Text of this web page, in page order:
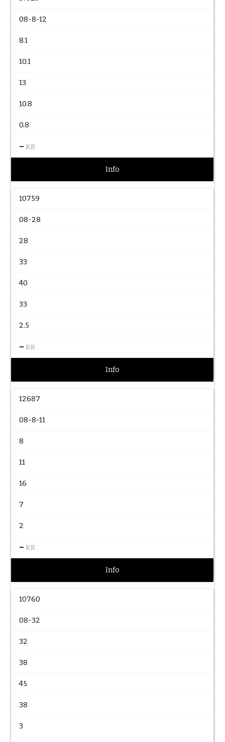
08-8-12
8.1
10.1
13
10.8
0.8
– KR
Info
10759
08-28
28
33
40
33
2.5
– KR
Info
12687
08-8-11
8
11
16
7
2
– KR
Info
10760
08-32
32
38
45
38
3